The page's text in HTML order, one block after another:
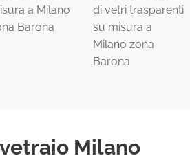
a Milano
Barona
di vetri trasparenti
su misura a
Milano zona
Barona
Milano